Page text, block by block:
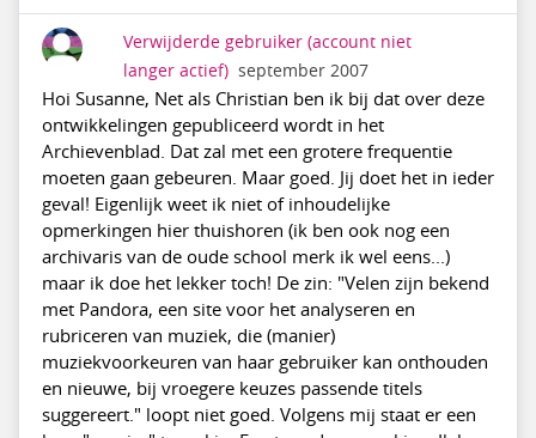
Verwijderde gebruiker (account niet
langer actief) september 2007
Hoi Susanne, Net als Christian ben ik bij dat over deze
ontwikkelingen gepubliceerd wordt in het
Archievenblad. Dat zal met een grotere frequentie
moeten gaan gebeuren. Maar goed. Jij doet het in ieder
geval! Eigenlijk weet ik niet of inhoudelijke
opmerkingen hier thuishoren (ik ben ook nog een
archivaris van de oude school merk ik wel eens...)
maar ik doe het lekker toch! De zin: "Velen zijn bekend
met Pandora, een site voor het analyseren en
rubriceren van muziek, die (manier)
muziekvoorkeuren van haar gebruiker kan onthouden
en nieuwe, bij vroegere keuzes passende titels
suggereert." loopt niet goed. Volgens mij staat er een